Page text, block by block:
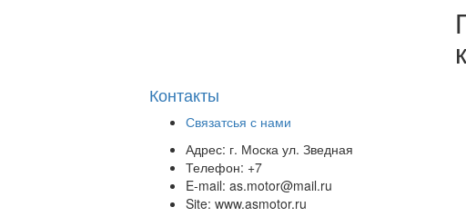
Контакты
Связатсья с нами
Адрес: г. Моска ул. Зведная
Телефон: +7
E-mail: as.motor@mail.ru
Site: www.asmotor.ru